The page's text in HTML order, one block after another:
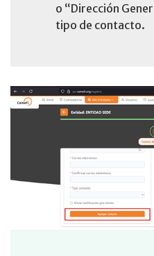
o “Dirección
tipo de contacto.